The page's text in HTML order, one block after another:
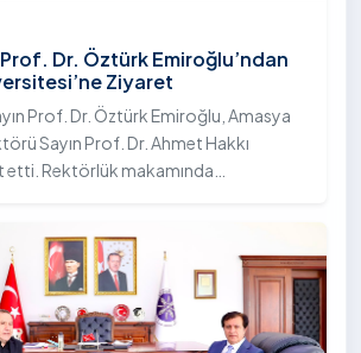
Dr. Öztürk Emiroğlu’ndan
Ziyaret
Prof. Dr. Öztürk Emiroğlu, Amasya
Sayın Prof. Dr. Ahmet Hakkı
etti. Rektörlük makamında
Dr. Murat Kurt eşlik etti.